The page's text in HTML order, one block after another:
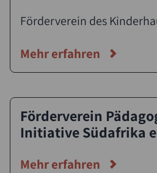
Förderverein des
Mehr erfahren
Förderverein
Initiative Südafrika
Mehr erfahren